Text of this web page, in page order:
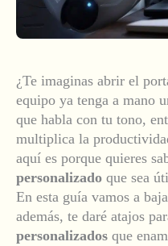
¿Te imaginas abrir el
equipo ya tenga a mano
que habla con tu tono,
multiplica la
aquí es porque quieres
personalizado que sea
En esta guía vamos a
además, te daré atajos
personalizados que